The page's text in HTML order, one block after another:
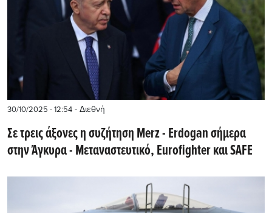
30/10/2025 - 12:54 - Διεθνή
Σε τρεις άξονες η συζήτηση Merz - Erdogan σήμερα
στην Άγκυρα - Μεταναστευτικό, Eurofighter και SAFE